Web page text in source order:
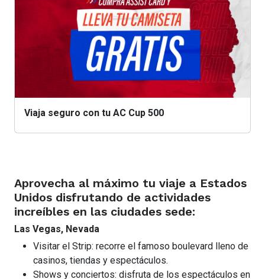
Viaja seguro con tu AC Cup 500
Aprovecha al máximo tu viaje a Estados
Unidos disfrutando de actividades
increíbles en las ciudades sede:
Las Vegas, Nevada
Visitar el Strip: recorre el famoso boulevard lleno de
casinos, tiendas y espectáculos.
Shows y conciertos: disfruta de los espectáculos en